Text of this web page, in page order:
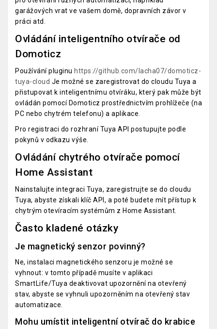
garážových vrat ve vašem domě, dopravních závor v
práci atd.
Ovládání inteligentního otvírače od
Domoticz
Používání pluginu https://github.com/lacha07/domoticz-
tuya-cloud Je možné se zaregistrovat do cloudu Tuya a
přistupovat k inteligentnímu otvíráku, který pak může být
ovládán pomocí Domoticz prostřednictvím prohlížeče (na
PC nebo chytrém telefonu) a aplikace.
Pro registraci do rozhraní Tuya API postupujte podle
pokynů v odkazu výše.
Ovládání chytrého otvírače pomocí
Home Assistant
Nainstalujte integraci Tuya, zaregistrujte se do cloudu
Tuya, abyste získali klíč API, a poté budete mít přístup k
chytrým otevíracím systémům z Home Assistant.
Často kladené otázky
Je magnetický senzor povinný?
Ne, instalaci magnetického senzoru je možné se
vyhnout: v tomto případě musíte v aplikaci
SmartLife/Tuya deaktivovat upozornění na otevřený
stav, abyste se vyhnuli upozorněním na otevřený stav
automatizace.
Mohu umístit inteligentní otvírač do krabice